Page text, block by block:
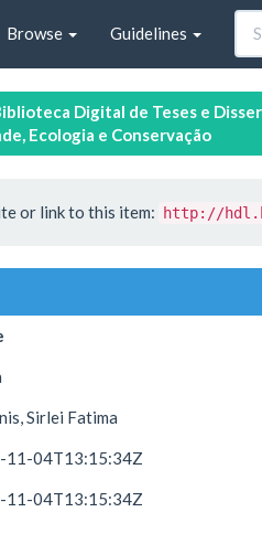
Browse Guidelines
Digital de Teses e
Ecologia e Conservação
or link to this item: http://
Sirlei Fatima
11-04T13:15:34Z
11-04T13:15:34Z